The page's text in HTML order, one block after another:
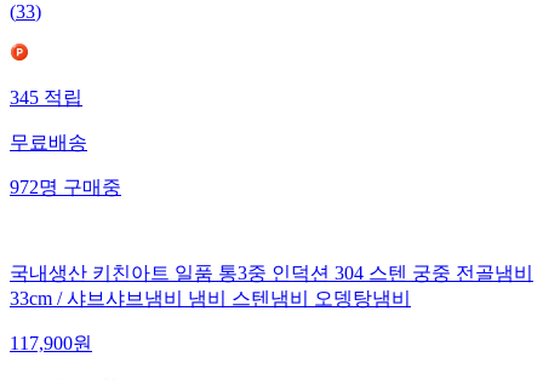
(33)
345 적립
무료배송
972명 구매중
국내생산 키친아트 일품 통3중 인덕션 304 스텐 궁중 전골냄비
33cm / 샤브샤브냄비 냄비 스텐냄비 오뎅탕냄비
117,900원